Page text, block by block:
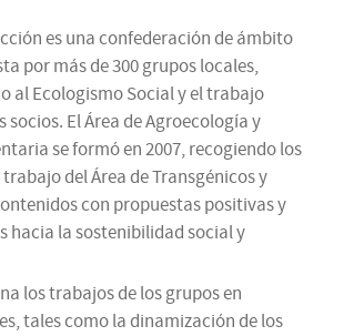
es una confederación de ámbito
por más de 300 grupos locales,
al Ecologismo Social y el trabajo
socios. El Área de Agroecología y
se formó en 2007, recogiendo los
del Área de Transgénicos y
con propuestas positivas y
hacia la sostenibilidad social y
los trabajos de los grupos en
tales como la dinamización de los